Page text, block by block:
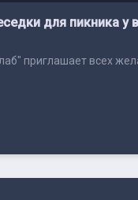
для пикника у
приглашает всех